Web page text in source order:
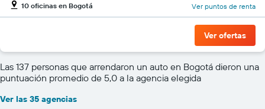
10 oficinas en Bogotá Ver puntos de renta
Ver ofertas
Las 137 personas que arrendaron un auto en Bogotá dieron una
puntuación promedio de 5,0 a la agencia elegida
Ver las 35 agencias